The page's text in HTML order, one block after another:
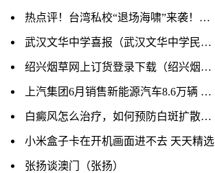
热点评！台湾私校“退场海啸”来袭！7月又有高校停办
武汉文华中学喜报（武汉文华中学民办吗）-天天速递
绍兴烟草网上订货登录下载（绍兴烟草网网上订货）_速看
上汽集团6月销售新能源汽车8.6万辆 环比增长13.1%
​白癜风怎么治疗，如何预防白斑扩散？_每日快报
小米盒子卡在开机画面进不去 天天精选
张扬谈澳门（张扬）